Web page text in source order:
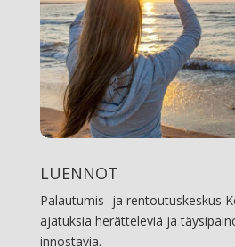
LUENNOT
Palautumis- ja rentoutuskeskus
ajatuksia herätteleviä ja
innostavia.